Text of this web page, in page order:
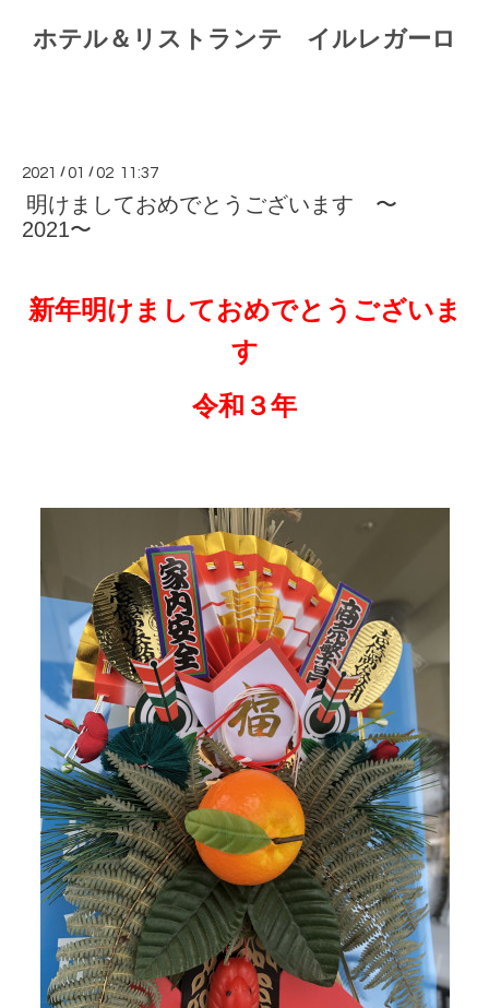
ホテル＆リストランテ イルレガーロ
2021 /01 /02 11:37
明けましておめでとうございます 〜
2021〜
新年明けましておめでとうございま
す
令和３年